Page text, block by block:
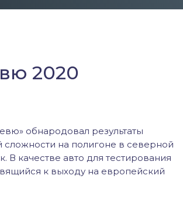
2020
обнародовал результаты
на полигоне в северной
качестве авто для тестирования
к выходу на европейский